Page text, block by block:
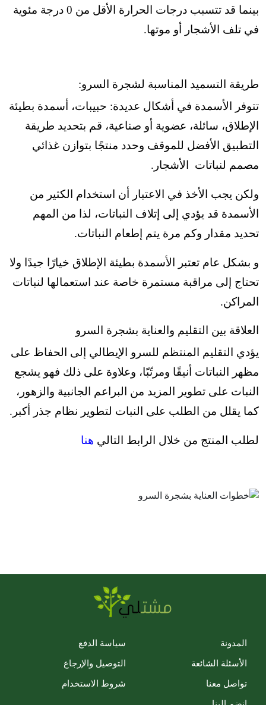
بينما قد تتسبب درجات الحرارة الأقل من 0 درجة مئوية
في تلف الأشجار أو موتها.
طريقة التسميد المناسبة لشجرة السرو:
تتوفر الأسمدة في أشكال عديدة: حبيبات، أسمدة بطيئة
الإطلاق، سائلة، عضوية أو صناعية، قم بتحديد طريقة
التطبيق الأفضل للموقف وحدد منتجًا بتوازن غذائي
مصمم لنباتات الأشجار.
ولكن يجب الأخذ في الاعتبار أن استخدام الكثير من
الأسمدة قد يؤدي إلى إتلاف النباتات، لذا من المهم
تحديد مقدار وكم مرة يتم إطعام النباتات.
و بشكل عام تعتبر الأسمدة بطيئة الإطلاق خيارًا جيدًا ولا
تحتاج إلى مراقبة مستمرة خاصة عند استعمالها لنباتات
المراكن.
العلاقة بين التقليم والعناية بشجرة السرو
يؤدي التقليم المنتظم للسرو الإيطالي إلى الحفاظ على
مظهر النباتات أنيقًا ومرتّبًا، وعلاوة على ذلك فهو يشجع
النبات على تطوير المزيد من البراعم الجانبية والزهور،
كما يقلل من الطلب على النبات لتطوير نظام جذر أكبر.
لطلب المنتج من خلال الرابط التالي هنا
المدونة
الأسئلة الشائعة
تواصل معنا
سياسة الدفع
التوصيل والإرجاع
شروط الاستخدام